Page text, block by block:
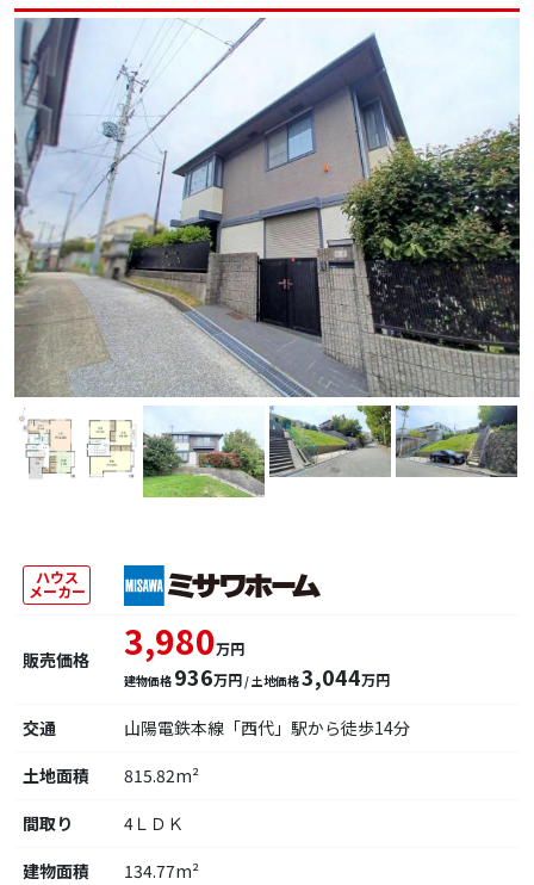
ハウス
メーカー
販売価格 3,980万円
建物価格 936万円/ 土地価格3,044万円
交通
山陽電鉄本線「西代」駅から徒歩14分
土地面積
815.82m²
間取り
4ＬＤＫ
建物面積
134.77m²